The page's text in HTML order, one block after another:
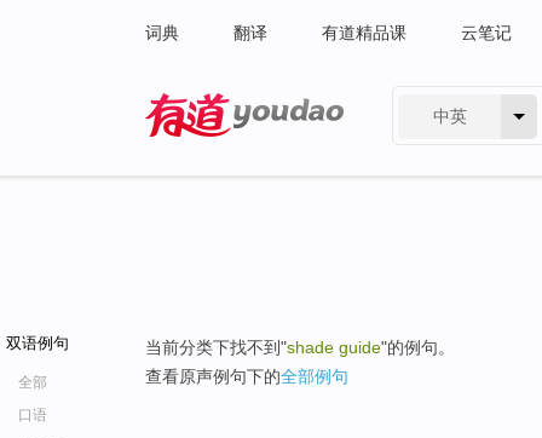
词典 翻译 有道精品课 云笔记
中英
双语例句
全部
口语
当前分类下找不到"shade guide"的例句。
查看原声例句下的全部例句